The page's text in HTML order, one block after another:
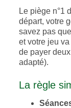
Le piège n°1
départ, votre
savez pas
et votre jeu
de payer
adapté).
La règle